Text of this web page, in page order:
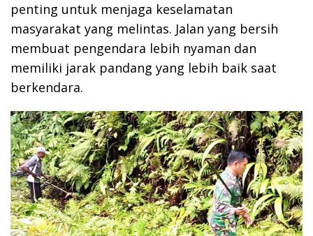
penting untuk menjaga keselamatan
masyarakat yang melintas. Jalan yang bersih
membuat pengendara lebih nyaman dan
memiliki jarak pandang yang lebih baik saat
berkendara.